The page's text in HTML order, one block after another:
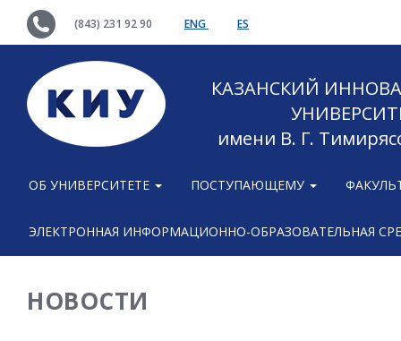
(843) 231 92 90 ENG ES
КАЗАНСКИЙ
имени В. Г.
ОБ УНИВЕРСИТЕТЕ ПОСТУПАЮЩЕМУ
ЭЛЕКТРОННАЯ ИНФОРМАЦИОННО-ОБРАЗОВАТЕЛЬНАЯ
НОВОСТИ